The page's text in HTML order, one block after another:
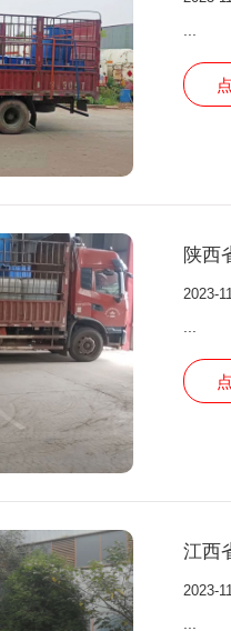
陕西
2023-
江西
2023-